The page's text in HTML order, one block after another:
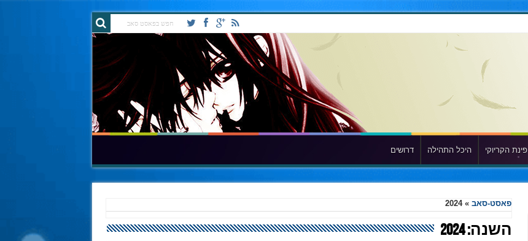
פינת הקריוקי היכל התהילה דרושים
פאסט-סאב »
2024
השנה:2024